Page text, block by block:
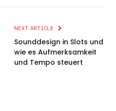
NEXT ARTICLE
Sounddesign in Slots und
wie es Aufmerksamkeit
und Tempo steuert